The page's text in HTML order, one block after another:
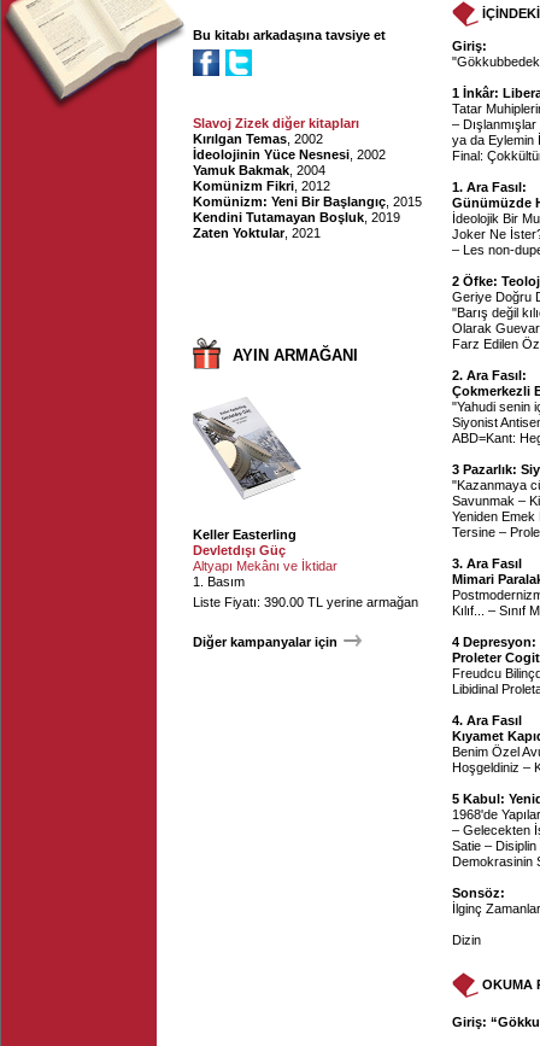
Bu kitabı arkadaşına tavsiye et
Slavoj Zizek diğer kitapları
Kırılgan Temas , 2002
İdeolojinin Yüce Nesnesi , 2002
Yamuk Bakmak , 2004
Komünizm Fikri , 2012
Komünizm: Yeni Bir Başlangıç , 2015
Kendini Tutamayan Boşluk , 2019
Zaten Yoktular, 2021
AYIN ARMAĞANI
Keller Easterling
Devletdışı Güç
Altyapı Mekânı ve İktidar
1. Basım
Liste Fiyatı: 390.00 TL yerine armağan
Diğer kampanyalar için
Giriş:
1 İnkâr:
Tatar
–
ya da Eylemin
Final:
1. Ara Fasıl:
Günümüzde
İdeolojik Bir
Joker Ne
– Les non-
2 Öfke:
Geriye Doğru
"Barış değil
Olarak
Farz Edilen
2. Ara Fasıl:
Çokmerkezli
"Yahudi senin
Siyonist
ABD=Kant:
3 Pazarlık:
"Kazanmaya
Savunmak –
Yeniden
Tersine –
3. Ara Fasıl
Mimari
Kılıf... – Sınıf
4 Depresyon:
Proleter
Freudcu
Libidinal
4. Ara Fasıl
Kıyamet
Benim Özel
Hoşgeldiniz –
5 Kabul:
1968'de
– Gelecekten
Satie –
Demokrasinin
Sonsöz:
İlginç
Dizin
OKUMA
Giriş: